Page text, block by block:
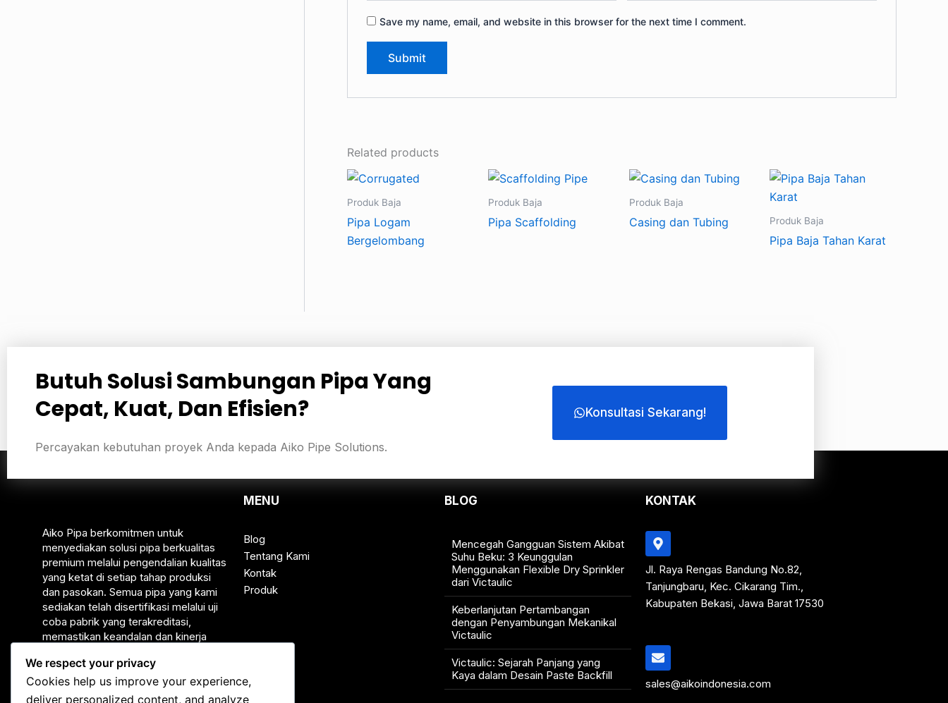
Save my name, email, and website in this browser for the next time I comment.
Related products
Produk Baja
Pipa Logam
Bergelombang
Produk Baja
Pipa Scaffolding
Produk Baja
Casing dan Tubing Produk Baja
Pipa Baja Tahan Karat
Butuh Solusi Sambungan Pipa Yang
Cepat, Kuat, Dan Efisien?
Percayakan kebutuhan proyek Anda kepada Aiko Pipe Solutions.
Konsultasi Sekarang!
Aiko Pipa berkomitmen untuk
menyediakan solusi pipa berkualitas
premium melalui pengendalian kualitas
yang ketat di setiap tahap produksi
dan pasokan. Semua pipa yang kami
sediakan telah disertifikasi melalui uji
coba pabrik yang terakreditasi,
memastikan keandalan dan kinerja
MENU
Blog
Tentang Kami
Kontak
Produk
BLOG
Mencegah Gangguan Sistem Akibat
Suhu Beku: 3 Keunggulan
Menggunakan Flexible Dry Sprinkler
dari Victaulic
Keberlanjutan Pertambangan
dengan Penyambungan Mekanikal
Victaulic
Victaulic: Sejarah Panjang yang
Kaya dalam Desain Paste Backfill
KONTAK
Jl. Raya Rengas Bandung No.82,
Tanjungbaru, Kec. Cikarang Tim.,
Kabupaten Bekasi, Jawa Barat 17530
sales@aikoindonesia.com
We respect your privacy
Cookies help us improve your experience,
deliver personalized content, and analyze